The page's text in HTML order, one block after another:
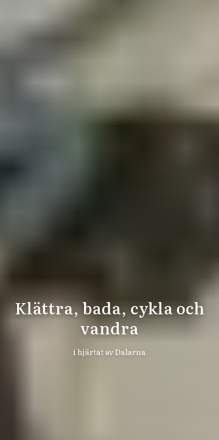
Klättra, bada, cykla och
vandra
i hjärtat av Dalarna